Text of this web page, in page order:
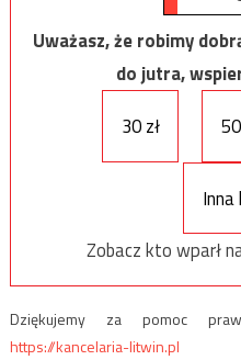
Uważasz, że robimy
do jutra,
30 zł
Zobacz kto wparł
Dziękujemy za pomoc
https://kancelaria-litwin.pl